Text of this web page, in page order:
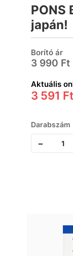
PONS
japán!
Borító ár
3 990 Ft
Aktuális
3 591 Ft
Darabszám
-